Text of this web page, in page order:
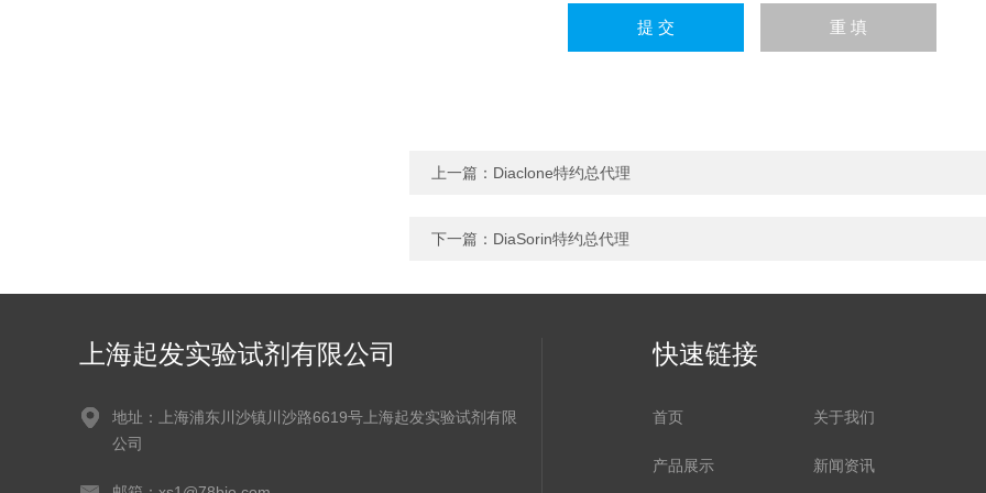
上一篇： Diaclone特约总代理
下一篇： DiaSorin特约总代理
上海起发实验试剂有限公司
地址：上海浦东川沙镇川沙路6619号上海起发实验试剂有限
公司
快速链接
首页 关于我们
产品展示 新闻资讯